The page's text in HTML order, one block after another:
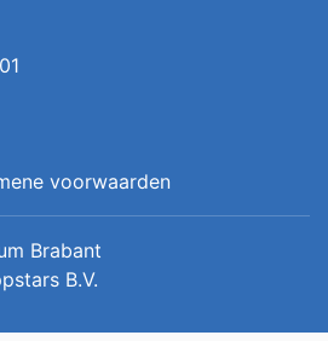
voorwaarden
Brabant
B.V.